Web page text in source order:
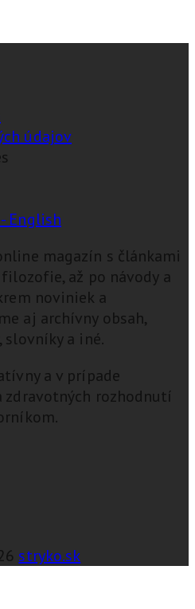
údajov
English
magazín s článkami
až po návody a
noviniek a
aj archívny obsah,
slovníky a iné.
a v prípade
zdravotných rozhodnutí
stryko.sk